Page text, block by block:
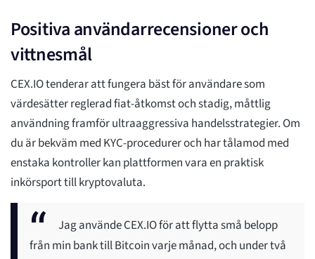
Positiva användarrecensioner och
vittnesmål
CEX.IO tenderar att fungera bäst för användare som
värdesätter reglerad fiat-åtkomst och stadig, måttlig
användning framför ultraaggressiva handelsstrategier. Om
du är bekväm med KYC-procedurer och har tålamod med
enstaka kontroller kan plattformen vara en praktisk
inkörsport till kryptovaluta.
Jag använde CEX.IO för att flytta små belopp
från min bank till Bitcoin varje månad, och under två